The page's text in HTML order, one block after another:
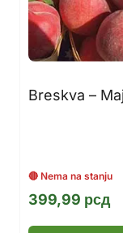
Breskva –
399,99 рсд